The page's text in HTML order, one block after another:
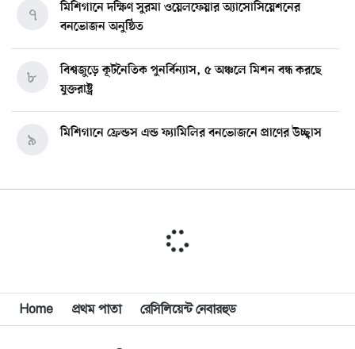
মিশিগানে দক্ষিণ সুরমা ওয়েলফেয়ার অ্যাসোসিয়েশনের
বনভোজন অনুষ্ঠিত
৭
বিশ্বজুড়ে কূটনৈতিক পুনর্বিন্যাস, ৫ অঞ্চলে মিশন বন্ধ করছে
যুক্তরাষ্ট্র
৮
মিশিগানে ফ্রেন্ডস এন্ড ফ্যামিলির বনভোজনে প্রাণের উচ্ছ্বাস
৯
মিশিগানে ডেমোক্র্যাটদের প্রাইমারিতে আল-সাইয়েদকে হারাতে
মুনা দাওয়াহ কনফারেন্স ২০২৬ সম্পর্কে প্রেস ব্রিফিং
শেখ হাসিনার সঙ্গে সংবাদ সম্মেলনে থাকছেন সাকিব আল
হাসান
১২
Home প্রথম পাতা রেসিলিয়েন্ট নেবারহুড